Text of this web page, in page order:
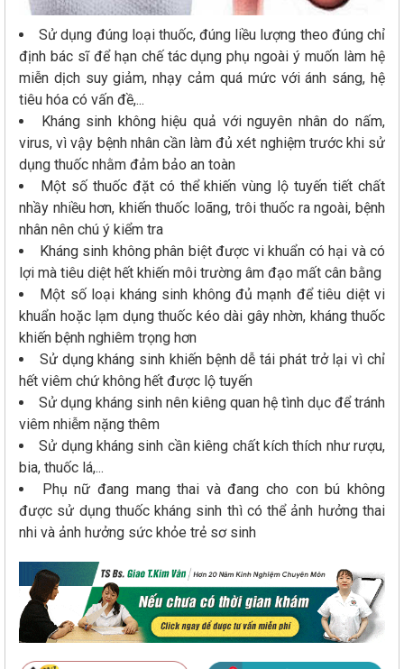
Sử dụng đúng loại thuốc, đúng liều lượng theo đúng chỉ
định bác sĩ để hạn chế tác dụng phụ ngoài ý muốn làm hệ
miễn dịch suy giảm, nhạy cảm quá mức với ánh sáng, hệ
tiêu hóa có vấn đề,...
Kháng sinh không hiệu quả với nguyên nhân do nấm,
virus, vì vậy bệnh nhân cần làm đủ xét nghiệm trước khi sử
dụng thuốc nhằm đảm bảo an toàn
Một số thuốc đặt có thể khiến vùng lộ tuyến tiết chất
nhầy nhiều hơn, khiến thuốc loãng, trôi thuốc ra ngoài, bệnh
nhân nên chú ý kiểm tra
Kháng sinh không phân biệt được vi khuẩn có hại và có
lợi mà tiêu diệt hết khiến môi trường âm đạo mất cân bằng
Một số loại kháng sinh không đủ mạnh để tiêu diệt vi
khuẩn hoặc lạm dụng thuốc kéo dài gây nhờn, kháng thuốc
khiến bệnh nghiêm trọng hơn
Sử dụng kháng sinh khiến bệnh dễ tái phát trở lại vì chỉ
hết viêm chứ không hết được lộ tuyến
Sử dụng kháng sinh nên kiêng quan hệ tình dục để tránh
viêm nhiễm nặng thêm
Sử dụng kháng sinh cần kiêng chất kích thích như rượu,
bia, thuốc lá,...
Phụ nữ đang mang thai và đang cho con bú không
được sử dụng thuốc kháng sinh thì có thể ảnh hưởng thai
nhi và ảnh hưởng sức khỏe trẻ sơ sinh